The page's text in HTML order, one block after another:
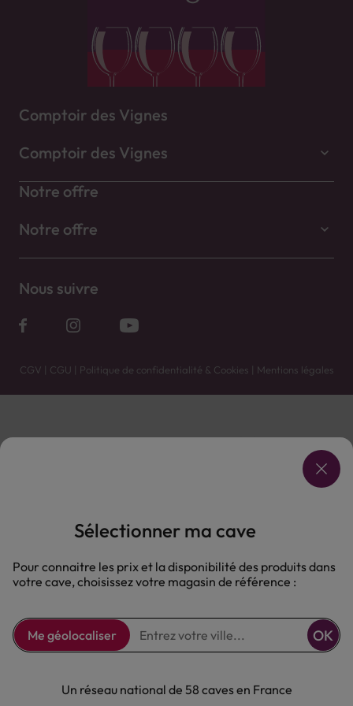
Comptoir des Vignes
Comptoir des Vignes
Notre offre
Notre offre
Nous suivre
CGV | CGU | Politique de confidentialité & Cookies | Mentions légales
Vente uniquement en caves. Contactez votre caviste pour plus de renseignements.
L'ABUS D'ALCOOL EST DANGEREUX POUR LA SANTÉ, À CONSOMMER AVEC MODÉRATION.
Sélectionner ma cave
Pour connaitre les prix et la disponibilité des produits dans
votre cave, choisissez votre magasin de référence :
Me géolocaliser OK
Un réseau national de 58 caves en France